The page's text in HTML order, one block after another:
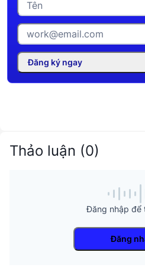
Đăng ký ngay
Thảo luận (0)
Đăng nhập để
Đăng